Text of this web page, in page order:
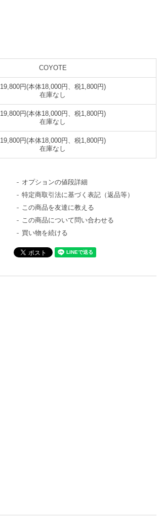
COYOTE
19,800円(本体18,000円、税1,800円)
在庫なし
19,800円(本体18,000円、税1,800円)
在庫なし
19,800円(本体18,000円、税1,800円)
在庫なし
オプションの値段詳細
特定商取引法に基づく表記（返品等）
この商品を友達に教える
この商品について問い合わせる
買い物を続ける